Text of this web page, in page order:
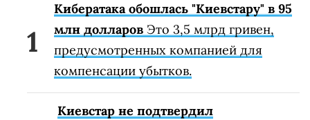
Кибератака обошлась "Киевстару" в 95
млн долларов Это 3,5 млрд гривен,
предусмотренных компанией для
компенсации убытков.
Киевстар не подтвердил